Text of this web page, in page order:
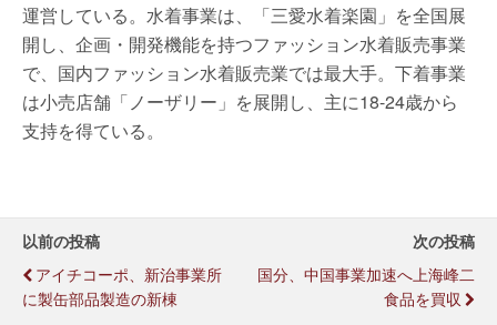
運営している。水着事業は、「三愛水着楽園」を全国展
開し、企画・開発機能を持つファッション水着販売事業
で、国内ファッション水着販売業では最大手。下着事業
は小売店舗「ノーザリー」を展開し、主に18-24歳から
支持を得ている。
以前の投稿
アイチコーポ、新治事業所
に製缶部品製造の新棟
次の投稿
国分、中国事業加速へ上海峰二
食品を買収